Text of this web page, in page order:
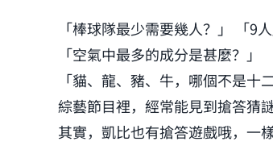
「棒球隊最少需要幾人？」 「9人
「空氣中最多的成分是甚麼？」
「貓、龍、豬、牛，哪個不是十
綜藝節目裡，經常能見到搶答猜
其實，凱比也有搶答遊戲哦，一